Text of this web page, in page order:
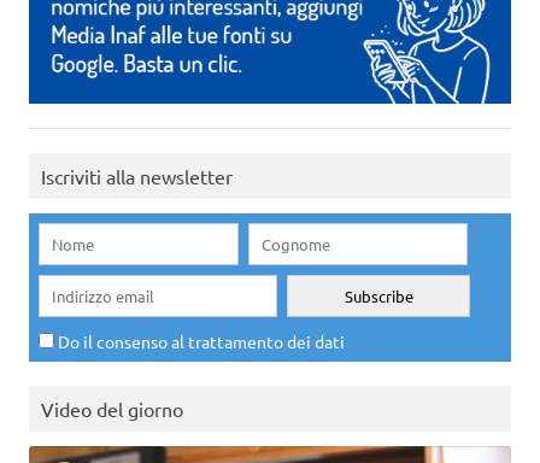
Iscriviti alla newsletter
Do il consenso al trattamento dei dati
Video del giorno